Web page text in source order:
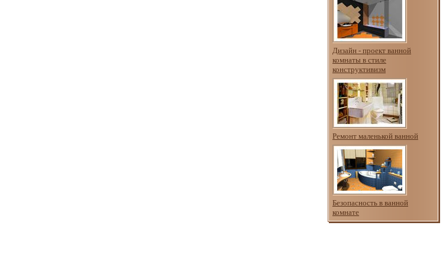
Дизайн - проект ванной
комнаты в стиле
конструктивизм
Ремонт маленькой ванной
Безопасность в ванной
комнате